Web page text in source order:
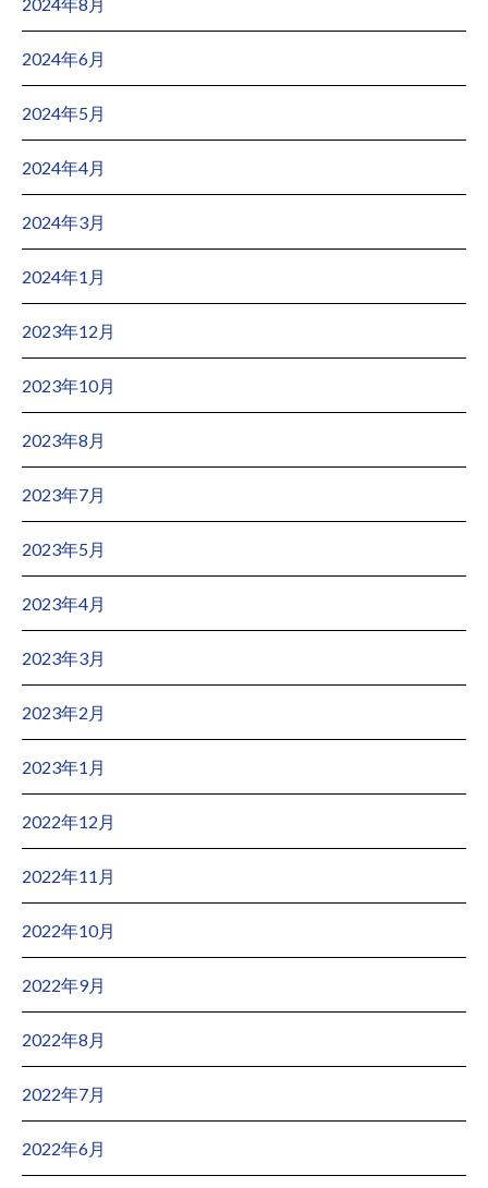
2024年6月
2024年5月
2024年4月
2024年3月
2024年1月
2023年12月
2023年10月
2023年8月
2023年7月
2023年5月
2023年4月
2023年3月
2023年2月
2023年1月
2022年12月
2022年11月
2022年10月
2022年9月
2022年8月
2022年7月
2022年6月